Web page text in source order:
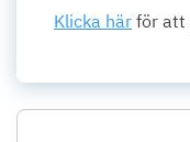
Klicka här för att